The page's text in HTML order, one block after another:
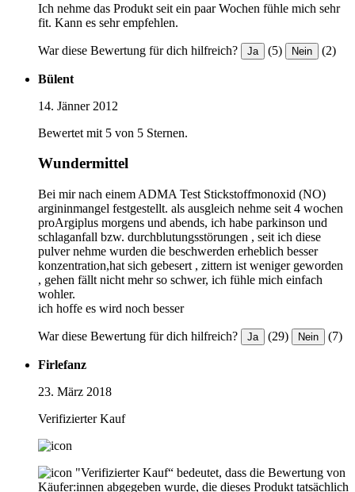
Ich nehme das Produkt seit ein paar Wochen fühle mich sehr
fit. Kann es sehr empfehlen.
War diese Bewertung für dich hilfreich? Ja (5) Nein (2)
Bülent
14. Jänner 2012
Bewertet mit 5 von 5 Sternen.
Wundermittel
Bei mir nach einem ADMA Test Stickstoffmonoxid (NO)
argininmangel festgestellt. als ausgleich nehme seit 4 wochen
proArgiplus morgens und abends, ich habe parkinson und
schlaganfall bzw. durchblutungsstörungen , seit ich diese
pulver nehme wurden die beschwerden erheblich besser
konzentration,hat sich gebesert , zittern ist weniger geworden
, gehen fällt nicht mehr so schwer, ich fühle mich einfach
wohler.
ich hoffe es wird noch besser
War diese Bewertung für dich hilfreich? Ja (29) Nein (7)
Firlefanz
23. März 2018
Verifizierter Kauf
"Verifizierter Kauf“ bedeutet, dass die Bewertung von
Käufer:innen abgegeben wurde, die dieses Produkt tatsächlich